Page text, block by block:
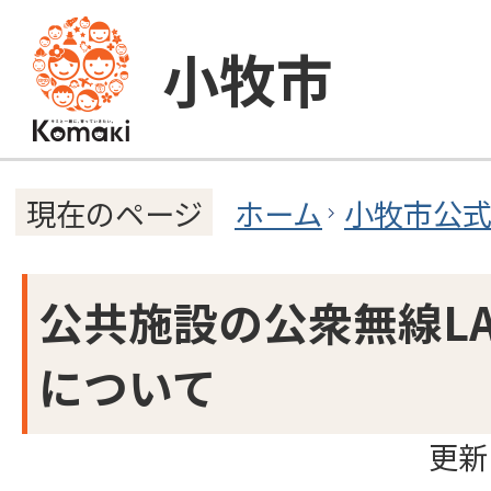
小牧市
現在のページ ホーム 小牧市公
公共施設の公衆無線
について
更